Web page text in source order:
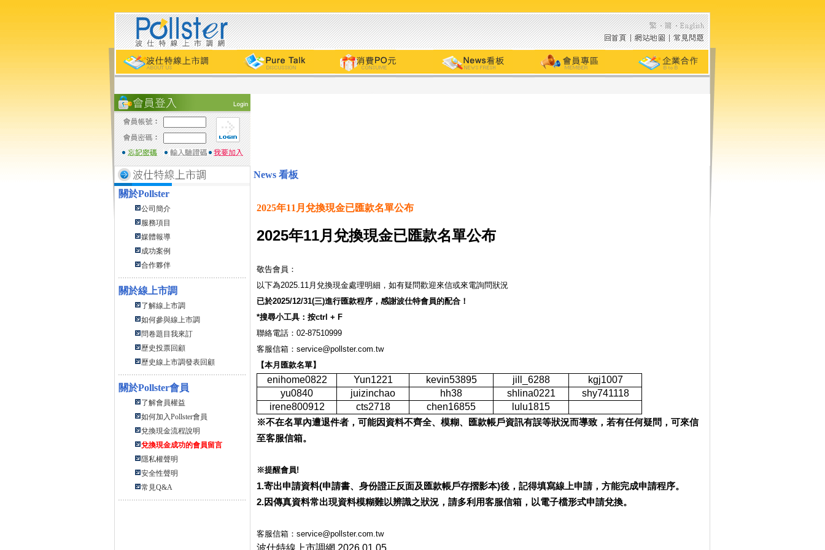
關於Pollster
公司簡介
服務項目
媒體報導
成功案例
合作夥伴
關於線上市調
了解線上市調
如何參與線上市調
問卷題目我來訂
歷史投票回顧
歷史線上市調發表回顧
關於Pollster會員
了解會員權益
如何加入Pollster會員
兌換現金流程說明
兌換現金成功的會員留言
隱私權聲明
安全性聲明
常見Q&A
News 看板
2025年11月兌換現金已匯款名單公布
2025年11月兌換現金已匯款名單公布
敬告會員：
以下為2025.11月兌換現金處理明細，如有疑問歡迎來信或來電詢問狀況
已於2025/12/31(三)進行匯款程序，感謝波仕特會員的配合！
*搜尋小工具：按ctrl + F
聯絡電話： 02-87510999
客服信箱： service@pollster.com.tw
【本月匯款名單】
enihome0822 Yun1221 kevin53895 jill_6288
kgj1007
yu0840
juizinchao hh38 shlina0221
shy741118
irene800912
cts2718 chen16855 lulu1815
※不在名單內遭退件者，可能因資料不齊全、模糊、匯款帳戶資訊有誤等狀況而導致，若有任何疑問，可來信
至客服信箱。
※提醒會員!
1.寄出申請資料(申請書、身份證正反面及匯款帳戶存摺影本)後，記得填寫線上申請，方能完成申請程序。
2.因傳真資料常出現資料模糊難以辨識之狀況，請多利用客服信箱，以電子檔形式申請兌換。
客服信箱： service@pollster.com.tw
波仕特線上市調網 2026.01.05